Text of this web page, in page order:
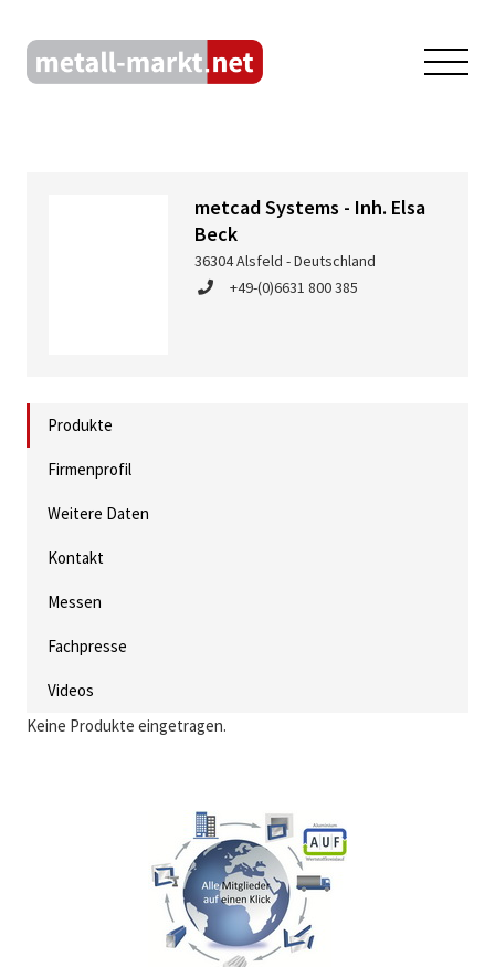
metcad Systems - Inh. Elsa
Beck
36304 Alsfeld - Deutschland
+49-(0)6631 800 385
Produkte
Firmenprofil
Weitere Daten
Kontakt
Messen
Fachpresse
Videos
Keine Produkte eingetragen.